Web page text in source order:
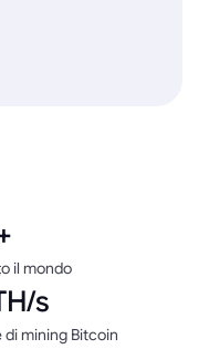
il mondo
s
mining Bitcoin